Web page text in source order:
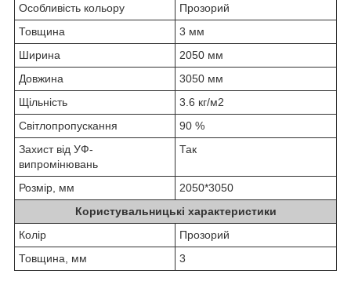
Особливість кольору
Прозорий
Товщина
3 мм
Ширина
2050 мм
Довжина
3050 мм
Щільність
3.6 кг/м2
Світлопропускання
90 %
Захист від УФ-
випромінювань
Так
Розмір, мм
2050*3050
Користувальницькі характеристики
Колір
Прозорий
Товщина, мм
3